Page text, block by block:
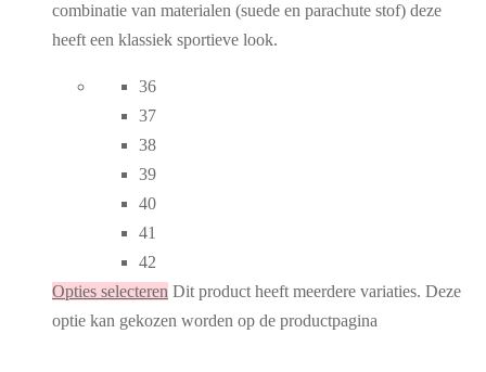
combinatie van materialen (suede en parachute stof) deze
heeft een klassiek sportieve look.
36
37
38
39
40
41
42
Opties selecteren Dit product heeft meerdere variaties. Deze
optie kan gekozen worden op de productpagina